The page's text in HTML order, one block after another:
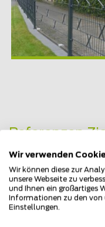
Referenzen
Täglich erweitert
Zaunteam Kunden.
vielfältigen
umgesetzten
überzeugen Sie
Wir verwenden
Wir können diese zur
unsere Webseite zu
und Ihnen ein großartiges
Informationen zu den von
Einstellungen.